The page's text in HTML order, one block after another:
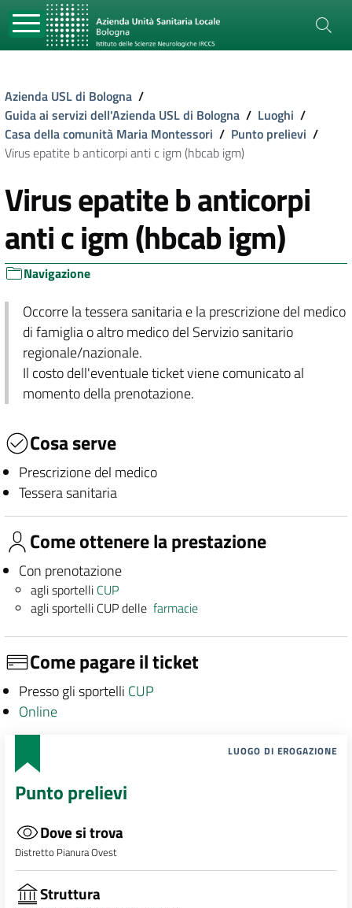
Azienda USL di Bologna /
Guida ai servizi dell'Azienda USL di Bologna / Luoghi /
Casa della comunità Maria Montessori / Punto prelievi /
Virus epatite b anticorpi anti c igm (hbcab igm)
Virus epatite b anticorpi
anti c igm (hbcab igm)
Navigazione
Occorre la tessera sanitaria e la prescrizione del medico
di famiglia o altro medico del Servizio sanitario
regionale/nazionale.
Il costo dell'eventuale ticket viene comunicato al
momento della prenotazione.
Cosa serve
Prescrizione del medico
Tessera sanitaria
Come ottenere la prestazione
Con prenotazione
agli sportelli CUP
agli sportelli CUP dellefarmacie
Come pagare il ticket
Presso gli sportelli CUP
Online
LUOGO DI EROGAZIONE
Punto prelievi
Dove si trova
Distretto Pianura Ovest
Struttura